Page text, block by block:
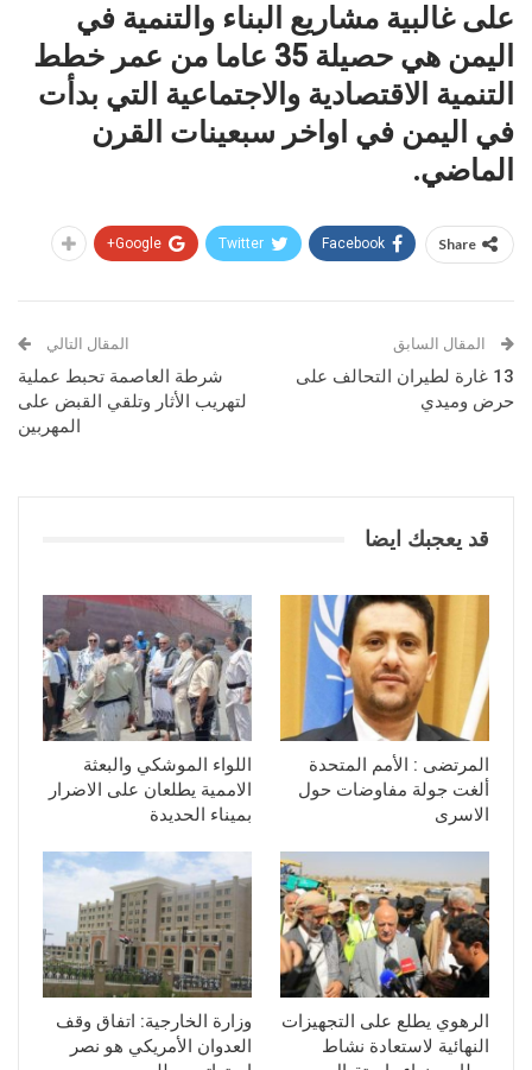
على غالبية مشاريع البناء والتنمية في
اليمن هي حصيلة 35 عاما من عمر خطط
التنمية الاقتصادية والاجتماعية التي بدأت
في اليمن في اواخر سبعينات القرن
الماضي.
Share
Facebook
Twitter
Google+
المقال السابق
13 غارة لطيران التحالف على
حرض وميدي
المقال التالي
شرطة العاصمة تحبط عملية
لتهريب الأثار وتلقي القبض على
المهربين
قد يعجبك ايضا
المرتضى : الأمم المتحدة
ألغت جولة مفاوضات حول
الاسرى
اللواء الموشكي والبعثة
الاممية يطلعان على الاضرار
بميناء الحديدة
الرهوي يطلع على التجهيزات
النهائية لاستعادة نشاط
وزارة الخارجية: اتفاق وقف
العدوان الأمريكي هو نصر